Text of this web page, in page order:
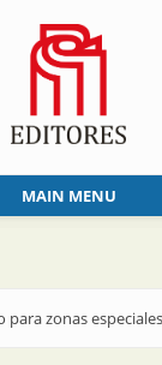
MAIN MENU
zonas especiales